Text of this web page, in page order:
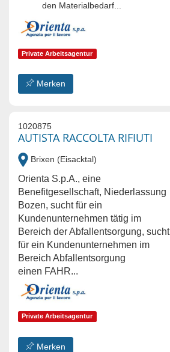
den Materialbedarf...
Private Arbeitsagentur
Merken
1020875
AUTISTA RACCOLTA RIFIUTI
Brixen (Eisacktal)
Orienta S.p.A., eine
Benefitgesellschaft, Niederlassung
Bozen, sucht für ein
Kundenunternehmen tätig im
Bereich der Abfallentsorgung, sucht
für ein Kundenunternehmen im
Bereich Abfallentsorgung
einen FAHR...
Private Arbeitsagentur
Merken